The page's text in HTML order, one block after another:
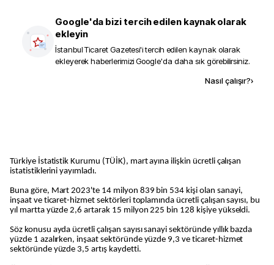
Google'da bizi tercih edilen kaynak olarak
ekleyin
İstanbul Ticaret Gazetesi'i tercih edilen kaynak olarak
ekleyerek haberlerimizi Google'da daha sık görebilirsiniz.
Nasıl çalışır?›
Türkiye İstatistik Kurumu (TÜİK), mart ayına ilişkin ücretli çalışan
istatistiklerini yayımladı.
Buna göre, Mart 2023'te 14 milyon 839 bin 534 kişi olan sanayi,
inşaat ve ticaret-hizmet sektörleri toplamında ücretli çalışan sayısı, bu
yıl martta yüzde 2,6 artarak 15 milyon 225 bin 128 kişiye yükseldi.
Söz konusu ayda ücretli çalışan sayısı sanayi sektöründe yıllık bazda
yüzde 1 azalırken, inşaat sektöründe yüzde 9,3 ve ticaret-hizmet
sektöründe yüzde 3,5 artış kaydetti.